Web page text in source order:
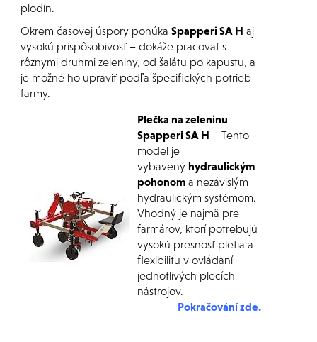
plodín.
Okrem časovej úspory ponúka Spapperi SA H aj
vysokú prispôsobivosť – dokáže pracovať s
rôznymi druhmi zeleniny, od šalátu po kapustu, a
je možné ho upraviť podľa špecifických potrieb
farmy.
Plečka na zeleninu
Spapperi SA H – Tento
model je
vybavený hydraulickým
pohonoma nezávislým
hydraulickým systémom.
Vhodný je najmä pre
farmárov, ktorí potrebujú
vysokú presnosť pletia a
flexibilitu v ovládaní
jednotlivých plecích
nástrojov.
Pokračování zde.